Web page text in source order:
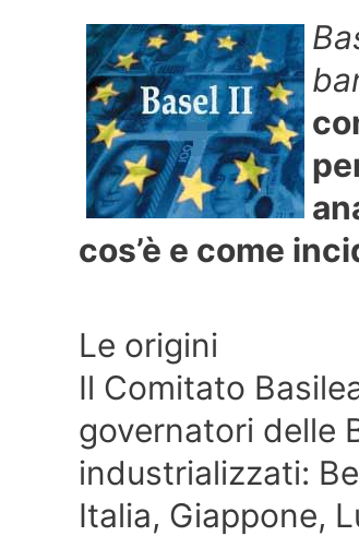
cos’è e come
Le origini
Il Comitato
governatori delle
industrializzati:
Italia, Giappone,